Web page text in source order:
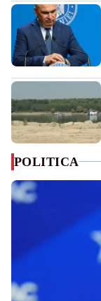
POLITICA